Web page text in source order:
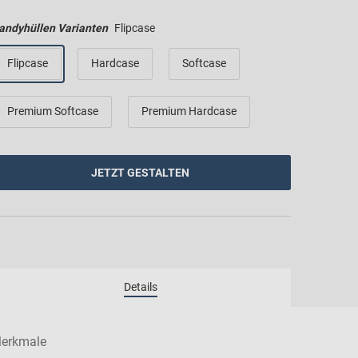
Varianten Flipcase
Flipcase Hardcase Softcase
Premium Softcase Premium Hardcase
JETZT GESTALTEN